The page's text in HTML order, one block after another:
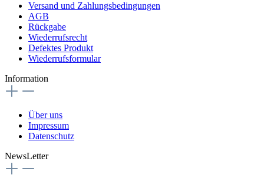
Versand und Zahlungsbedingungen
AGB
Rückgabe
Wiederrufsrecht
Defektes Produkt
Wiederrufsformular
Information
Über uns
Impressum
Datenschutz
NewsLetter